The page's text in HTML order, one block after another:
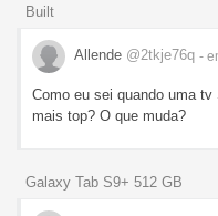
Built
Allende @2tkje76q -
Como eu sei quando uma
mais top? O que muda?
Galaxy Tab S9+ 512 GB